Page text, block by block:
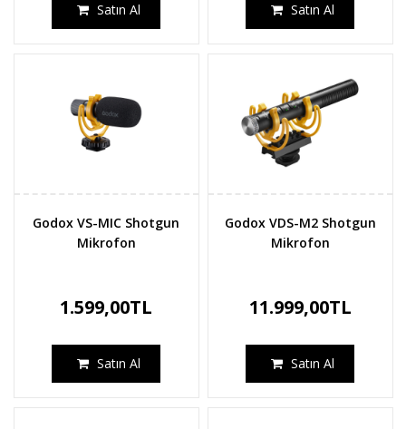
Satın Al Satın Al
Godox VS-MIC Shotgun
Mikrofon
1.599,00TL
Satın Al
Godox VDS-M2 Shotgun
Mikrofon
11.999,00TL
Satın Al